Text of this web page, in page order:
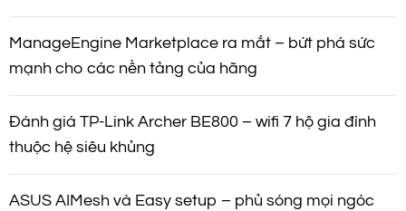
ManageEngine Marketplace ra mắt – bứt phá sức
mạnh cho các nền tảng của hãng
Đánh giá TP-Link Archer BE800 – wifi 7 hộ gia đình
thuộc hệ siêu khủng
ASUS AIMesh và Easy setup – phủ sóng mọi ngóc